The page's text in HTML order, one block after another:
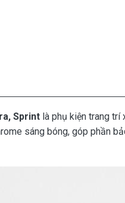
Sprint là phụ kiện trang
sáng bóng, góp phần